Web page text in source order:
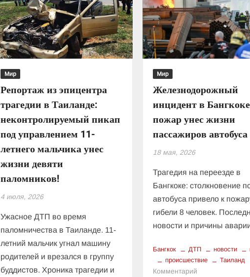
Мир
Репортаж из эпицентра
трагедии в Таиланде:
неконтролируемый пикап
под управлением 11-
летнего мальчика унес
жизни девяти
паломников!
4 июля, 2026
Ужасное ДТП во время
паломничества в Таиланде. 11-
летний мальчик угнал машину
родителей и врезался в группу
буддистов. Хроника трагедии и
Мир
Железнодорожный
инцидент в
пожар унес жизни
пассажиров автобуса
18 мая, 2026
Трагедия на переезде в
Бангкоке: столкновение
автобуса привело к
гибели 8 человек.
новости и причины
Бангкок ДТП новости
происшествие
Таиланд
Комментарий